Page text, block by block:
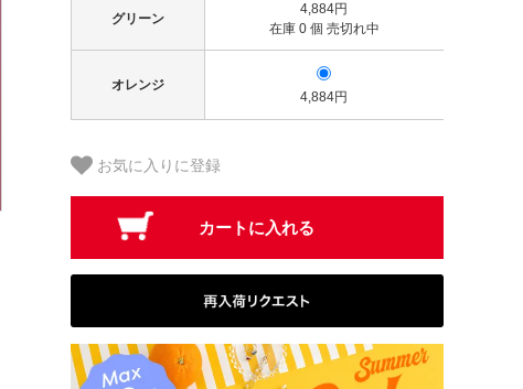
グリーン
4,884円
在庫 0 個 売切れ中
オレンジ
4,884円
お気に入りに登録